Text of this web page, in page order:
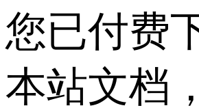
您已付费
本站文档